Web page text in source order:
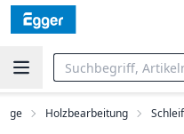
Holzbearbeitung